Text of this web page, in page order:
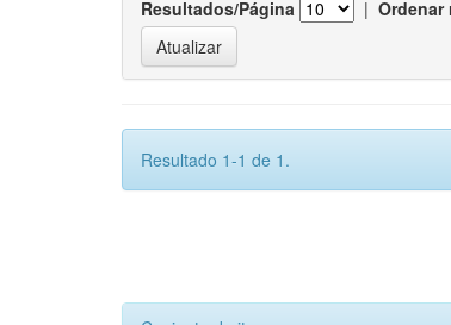
Resultados/Página |
Resultado 1-1 de 1.